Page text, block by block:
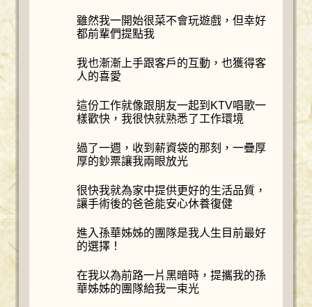
雖然我一開始很菜不會玩遊戲，但幸好
都前輩們提點我
我也漸漸上手跟客戶的互動，也獲得客
人的喜愛
這份工作就像跟朋友一起到KTV唱歌一
樣歡快，我很快就熟悉了工作環境
過了一週，收到薪資袋的那刻，一疊厚
厚的鈔票讓我兩眼放光
很快我就為家中提供更好的生活品質，
讓手術後的爸爸能安心休養復健
進入孫華姊姊的團隊是我人生目前最好
的選擇！
在我以為前路一片黑暗時，提攜我的孫
華姊姊的團隊給我一束光